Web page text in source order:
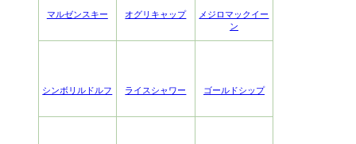
マルゼンスキー オグリキャップ
メジロマックイー
ン
シンボリルドルフ ライスシャワー ゴールドシップ